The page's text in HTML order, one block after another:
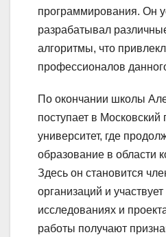
программирования. Он
разрабатывал
алгоритмы, что
профессионалов
По окончании школы
поступает в Московский
университет, где
образование в области
Здесь он становится
организаций и
исследованиях и
работы получают